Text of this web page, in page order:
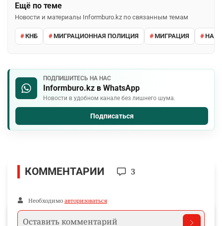
Ещё по теме
Новости и материалы Informburo.kz по связанным темам
КНБ МИГРАЦИОННАЯ ПОЛИЦИЯ МИГРАЦИЯ
ПОДПИШИТЕСЬ НА НАС
Informburo.kz в WhatsApp
Новости в удобном канале без лишнего шума.
Подписаться
КОММЕНТАРИИ 3
Необходимо авторизоваться